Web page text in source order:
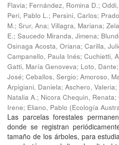
Flavia; Fernández, Romina D.;
Peri, Pablo L.; Persini, Carlos;
M.; Srur, Ana; Villagra, Mariana;
E.; Saucedo Miranda, Jimena;
Osinaga Acosta, Oriana; Carilla,
Campanello, Paula Inés; Cuchietti,
Gatti, María Genoveva; Loto,
José; Ceballos, Sergio; Amoroso,
Arpigiani, Daniela; Aschero,
Natalia A.; Nicora Chequin,
Irene; Eliano, Pablo (Ecología
Las parcelas forestales
donde se registran
tamaño de los árboles, para